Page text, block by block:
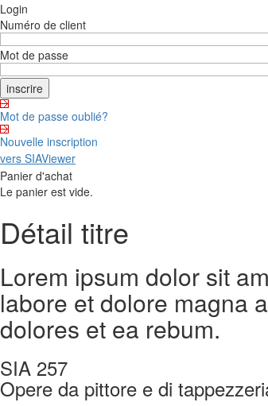
Login
Numéro de client
Mot de passe
Mot de passe oublié?
Nouvelle inscription
vers SIAViewer
Panier d'achat
Le panier est vide.
Détail titre
Lorem ipsum dolor sit
labore et dolore magna
dolores et ea rebum.
SIA 257
Opere da pittore e di